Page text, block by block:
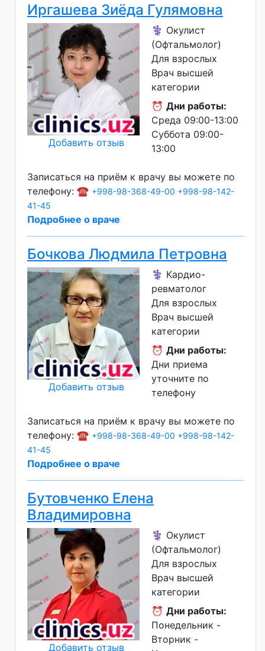
Иргашева Зиёда Гулямовна
Добавить отзыв
⚕️ Окулист
(Офтальмолог)
Для взрослых
Врач высшей
категории
⏰ Дни работы:
Среда 09:00-13:00
Суббота 09:00-
13:00
Записаться на приём к врачу вы можете по
телефону: ☎️ +998-98-368-49-00 +998-98-142-
41-45
Подробнее о враче
Бочкова Людмила Петровна
Добавить отзыв
⚕️ Кардио-
ревматолог
Для взрослых
Врач высшей
категории
⏰ Дни работы:
Дни приема
уточните по
телефону
Записаться на приём к врачу вы можете по
телефону: ☎️ +998-98-368-49-00 +998-98-142-
41-45
Подробнее о враче
Бутовченко Елена
Владимировна
Добавить отзыв
⚕️ Окулист
(Офтальмолог)
Для взрослых
Врач высшей
категории
⏰ Дни работы:
Понедельник -
Вторник -